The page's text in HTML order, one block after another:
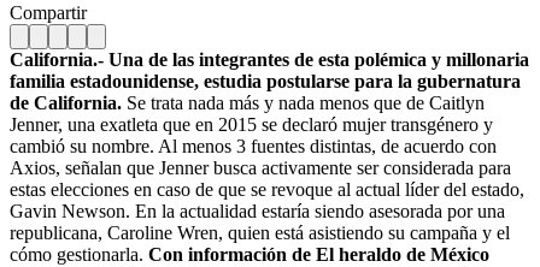
Compartir
California.- Una de las integrantes de esta polémica y millonaria
familia estadounidense, estudia postularse para la gubernatura
de California. Se trata nada más y nada menos que de Caitlyn
Jenner, una exatleta que en 2015 se declaró mujer transgénero y
cambió su nombre. Al menos 3 fuentes distintas, de acuerdo con
Axios, señalan que Jenner busca activamente ser considerada para
estas elecciones en caso de que se revoque al actual líder del estado,
Gavin Newson. En la actualidad estaría siendo asesorada por una
republicana, Caroline Wren, quien está asistiendo su campaña y el
cómo gestionarla. Con información de El heraldo de México